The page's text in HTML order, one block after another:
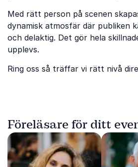
Med rätt person på scenen
dynamisk atmosfär där publiken
och delaktig. Det gör hela
upplevs.
Ring oss så träffar vi rätt nivå
Föreläsare för ditt